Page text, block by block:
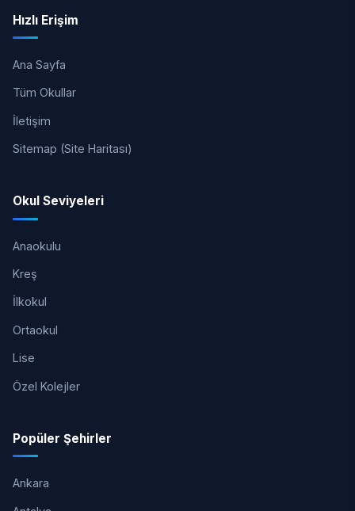
Hızlı Erişim
Ana Sayfa
Tüm Okullar
İletişim
Sitemap (Site Haritası)
Okul Seviyeleri
Anaokulu
Kreş
İlkokul
Ortaokul
Lise
Özel Kolejler
Popüler Şehirler
Ankara